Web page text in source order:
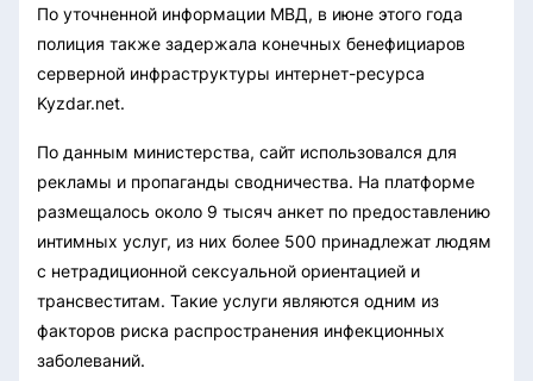
По уточненной информации МВД, в июне этого года
полиция также задержала конечных бенефициаров
серверной инфраструктуры интернет-ресурса
Kyzdar.net.
По данным министерства, сайт использовался для
рекламы и пропаганды сводничества. На платформе
размещалось около 9 тысяч анкет по предоставлению
интимных услуг, из них более 500 принадлежат людям
с нетрадиционной сексуальной ориентацией и
трансвеститам. Такие услуги являются одним из
факторов риска распространения инфекционных
заболеваний.